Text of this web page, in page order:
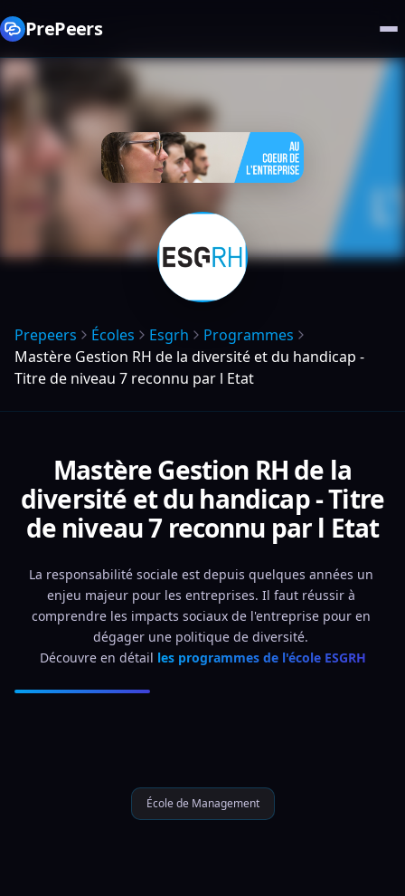
PrePeers
Prepeers Écoles Esgrh
Programmes
Mastère Gestion RH de la diversité et du handicap -
Titre de niveau 7 reconnu par l Etat
Mastère Gestion RH de la
diversité et du handicap - Titre
de niveau 7 reconnu par l Etat
La responsabilité sociale est depuis quelques années un
enjeu majeur pour les entreprises. Il faut réussir à
comprendre les impacts sociaux de l'entreprise pour en
dégager une politique de diversité.
Découvre en détail les programmes de l'école ESGRH
École de Management